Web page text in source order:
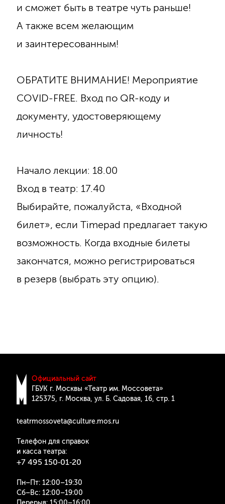
и сможет быть в театре чуть раньше!
А также всем желающим
и заинтересованным!
ОБРАТИТЕ ВНИМАНИЕ! Мероприятие
COVID-FREE. Вход по QR-коду и
документу, удостоверяющему
личность!
Начало лекции: 18.00
Вход в театр: 17.40
Выбирайте, пожалуйста, «Входной
билет», если Timepad предлагает такую
возможность. Когда входные билеты
закончатся, можно регистрироваться
в резерв (выбрать эту опцию).
Официальный сайт
ГБУК г. Москвы «Театр им. Моссовета»
125375, г. Москва, ул. Б. Cадовая, 16, стр. 1
teatrmossoveta@culture.mos.ru
Телефон для справок
и касса театра:
+7 495 150‑01‑20
Пн–Пт: 12:00–19:30
Сб–Вс: 12:00–19:00